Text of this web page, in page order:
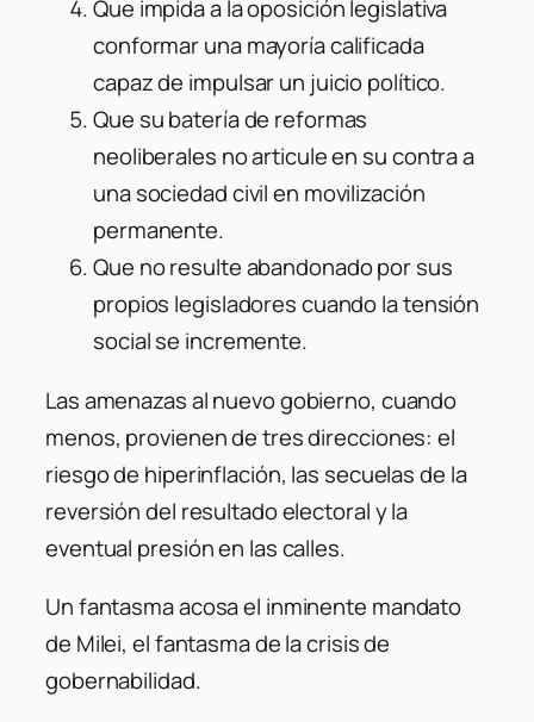
Que impida a la oposición legislativa
conformar una mayoría calificada
capaz de impulsar un juicio político.
Que su batería de reformas
neoliberales no articule en su contra a
una sociedad civil en movilización
permanente.
Que no resulte abandonado por sus
propios legisladores cuando la tensión
social se incremente.
Las amenazas al nuevo gobierno, cuando
menos, provienen de tres direcciones: el
riesgo de hiperinflación, las secuelas de la
reversión del resultado electoral y la
eventual presión en las calles.
Un fantasma acosa el inminente mandato
de Milei, el fantasma de la crisis de
gobernabilidad.